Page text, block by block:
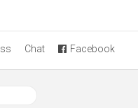
Chat Facebook